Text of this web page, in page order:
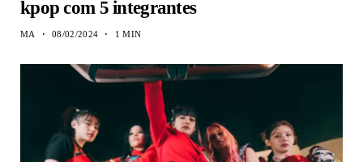
kpop com 5 integrantes
MA 08/02/2024 1 MIN